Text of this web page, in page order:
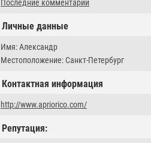
Последние комментарии
Личные данные
Имя: Александр
Местоположение: Санкт-Петербург
Контактная информация
http://www.apriorico.com/
Репутация: